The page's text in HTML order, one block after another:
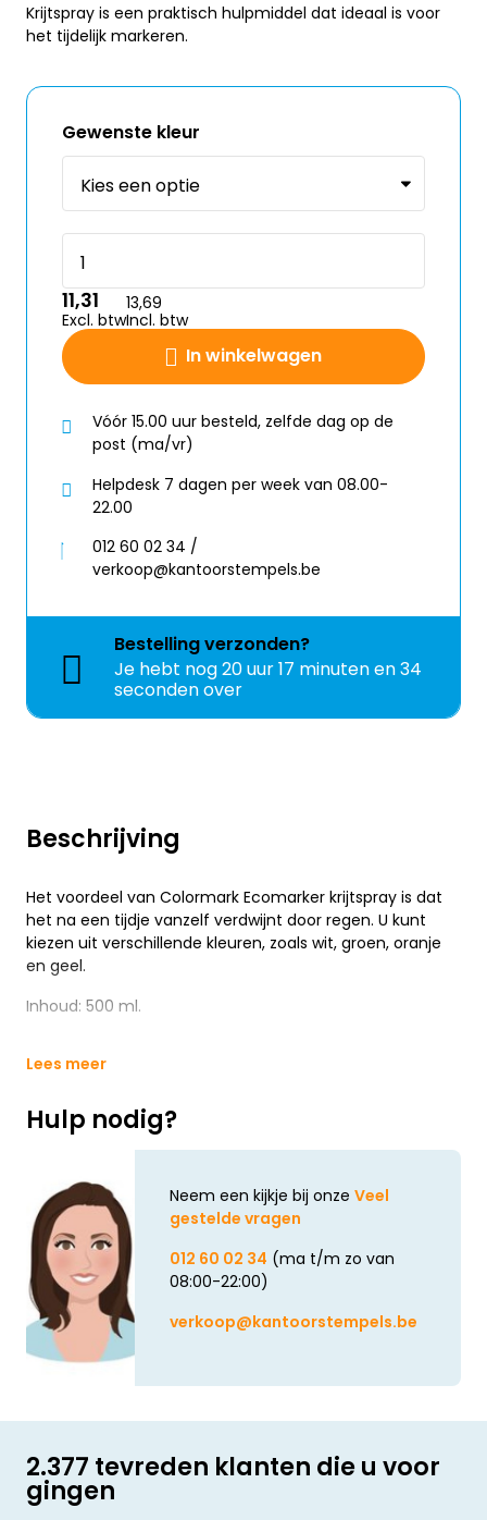
Beschrijving
Het voordeel van Colormark Ecomarker krijtspray is dat
het na een tijdje vanzelf verdwijnt door regen. U kunt
kiezen uit verschillende kleuren, zoals wit, groen, oranje
en geel.
Inhoud: 500 ml.
Lees meer
Hulp nodig?
Neem een kijkje bij onze Veel
gestelde vragen
012 60 02 34 (ma t/m zo van
08:00-22:00)
verkoop@kantoorstempels.be
Krijtspray is een praktisch hulpmiddel dat ideaal is voor
het tijdelijk markeren.
Gewenste kleur
In winkelwagen
11,31
Excl. btw
13,69
Incl. btw
Vóór 15.00 uur besteld, zelfde dag op de
post (ma/vr)
Helpdesk 7 dagen per week van 08.00-
22.00
012 60 02 34 /
verkoop@kantoorstempels.be
Bestellingverzonden?
Je hebt nog20 uur 17 minuten en 34
seconden over
2.377 tevreden klanten die u voor
gingen